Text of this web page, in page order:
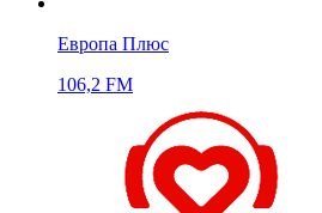
Европа Плюс
106,2 FM